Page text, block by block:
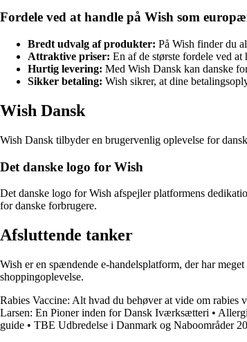
Fordele ved at handle på Wish som
Bredt udvalg af produkter: På Wish finder du
Attraktive priser: En af de største fordele ved
Hurtig levering: Med Wish Dansk kan danske
Sikker betaling: Wish sikrer, at dine
Wish Dansk
Wish Dansk tilbyder en brugervenlig oplevelse for
Det danske logo for Wish
Det danske logo for Wish afspejler platformens
for danske forbrugere.
Afsluttende tanker
Wish er en spændende e-handelsplatform, der har
shoppingoplevelse.
Rabies Vaccine: Alt hvad du behøver at vide om rabies
Larsen: En Pioner inden for Dansk Iværksætteri •
guide • TBE Udbredelse i Danmark og Naboområder